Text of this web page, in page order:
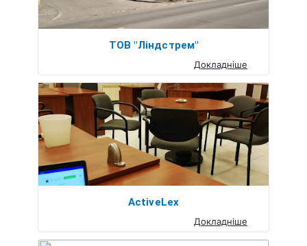
ТОВ "Ліндстрем"
Докладніше
ActiveLex
Докладніше